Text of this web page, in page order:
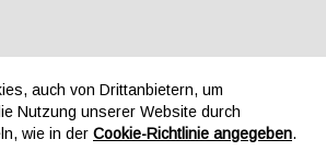
auch von Drittanbietern, um
Nutzung unserer Website durch
wie in der Cookie-Richtlinie angegeben.